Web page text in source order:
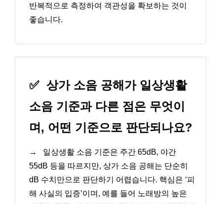
반복적으로 측정하여 객관성을 확보하는 것이
좋습니다.
✅ 상가 소음 공해가 일상생활
소음 기준과 다른 점은 무엇이
며, 어떤 기준으로 판단되나요?
→
일상생활 소음 기준은 주간 65dB, 야간
55dB 등을 따르지만, 상가 소음 공해는 단순히
dB 수치만으로 판단하기 어렵습니다. 핵심은 ‘피
해 사실의 입증’이며, 예를 들어 노래방의 높은